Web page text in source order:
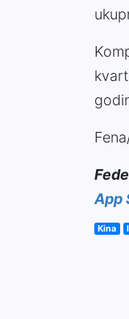
App
Kina